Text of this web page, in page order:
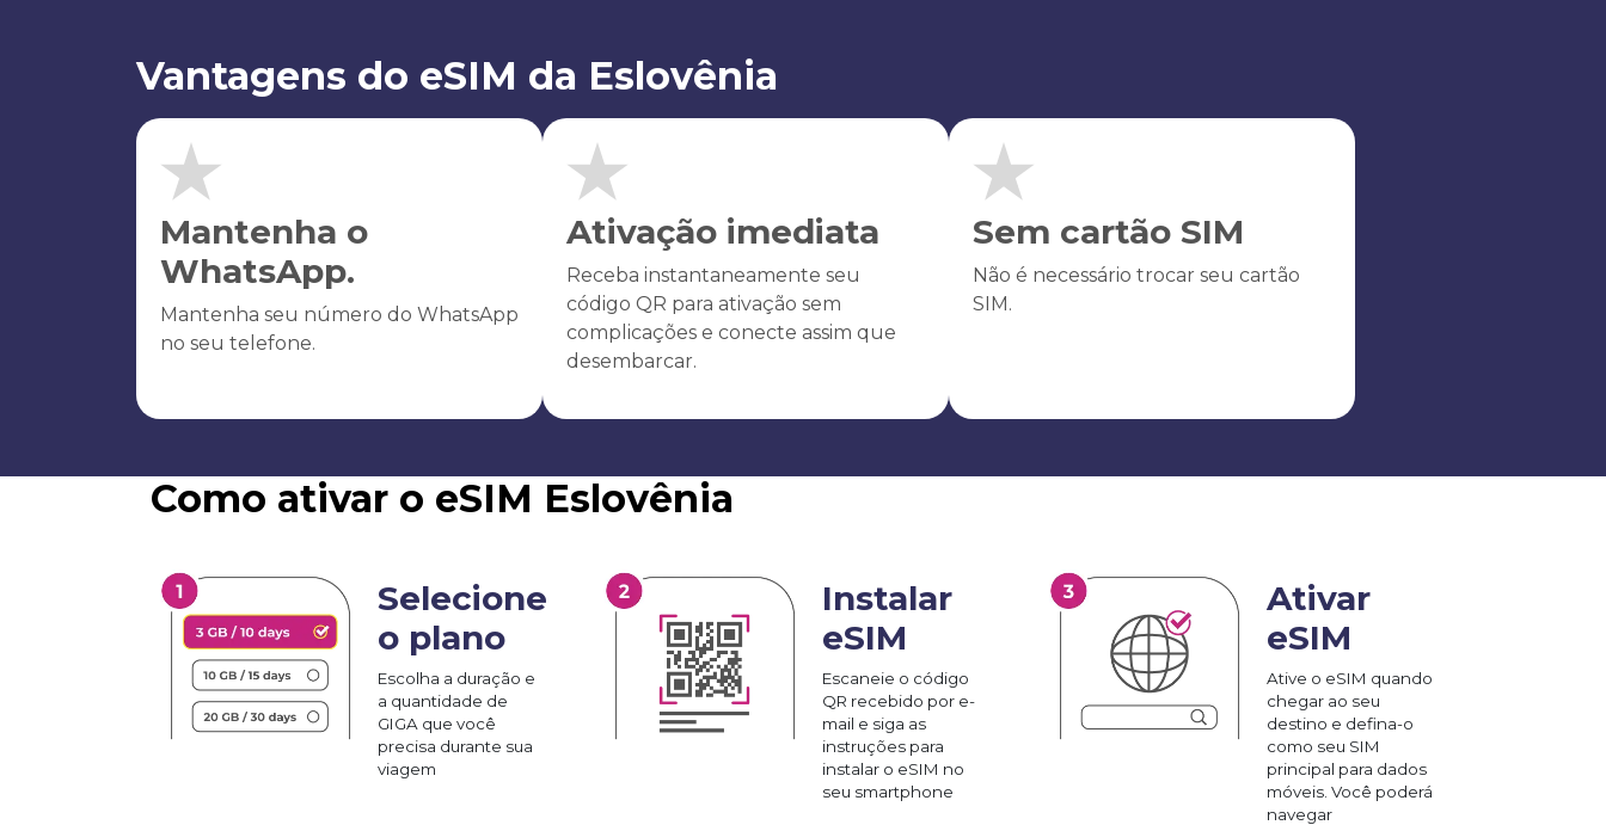
Vantagens do eSIM da Eslovênia
Mantenha o
WhatsApp.
Mantenha seu número do WhatsApp
no seu telefone.
Ativação imediata
Receba instantaneamente seu
código QR para ativação sem
complicações e conecte assim que
desembarcar.
Sem cartão SIM
Não é necessário trocar seu cartão
SIM.
Como ativar o eSIM Eslovênia
Selecione
o plano
Escolha a duração e
a quantidade de
GIGA que você
precisa durante sua
viagem
Instalar
eSIM
Escaneie o código
QR recebido por e-
mail e siga as
instruções para
instalar o eSIM no
seu smartphone
Ativar
eSIM
Ative o eSIM quando
chegar ao seu
destino e defina-o
como seu SIM
principal para dados
móveis. Você poderá
navegar